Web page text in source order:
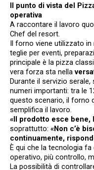
Il punto di vista del
operativa
A raccontare il lavoro
Chef del resort.
Il forno viene utilizzato
teglie per eventi,
principale è la pizza
vera forza sta nella
Durante il servizio
numeri importanti: tra le
questo scenario, il forno
semplifica il lavoro.
«Il prodotto esce bene,
soprattutto: «Non c’è
continuamente,
È qui che la tecnologia
operativo, più controllo,
La possibilità di